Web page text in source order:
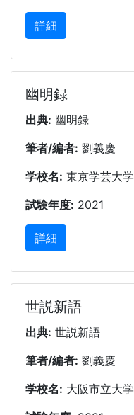
詳細
幽明録
出典: 幽明録
筆者/編者: 劉義慶
学校名: 東京学芸大
試験年度: 2021
詳細
世説新語
出典: 世説新語
筆者/編者: 劉義慶
学校名: 大阪市立大